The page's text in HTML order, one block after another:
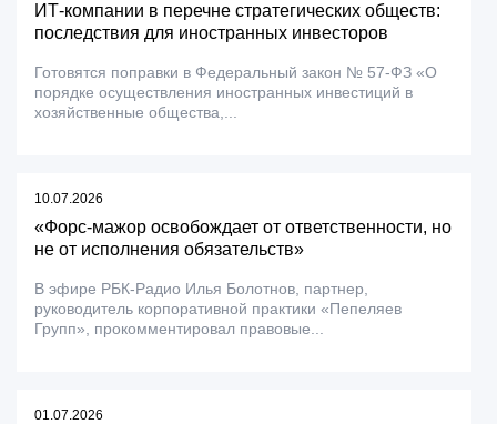
ИТ-компании в перечне стратегических обществ:
последствия для иностранных инвесторов
Готовятся поправки в Федеральный закон № 57-ФЗ «О
порядке осуществления иностранных инвестиций в
хозяйственные общества,...
10.07.2026
«Форс-мажор освобождает от ответственности, но
не от исполнения обязательств»
В эфире РБК-Радио Илья Болотнов, партнер,
руководитель корпоративной практики «Пепеляев
Групп», прокомментировал правовые...
01.07.2026